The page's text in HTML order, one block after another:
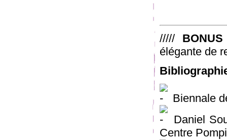
///// BONUS
élégante de
Biennale
Daniel
Centre